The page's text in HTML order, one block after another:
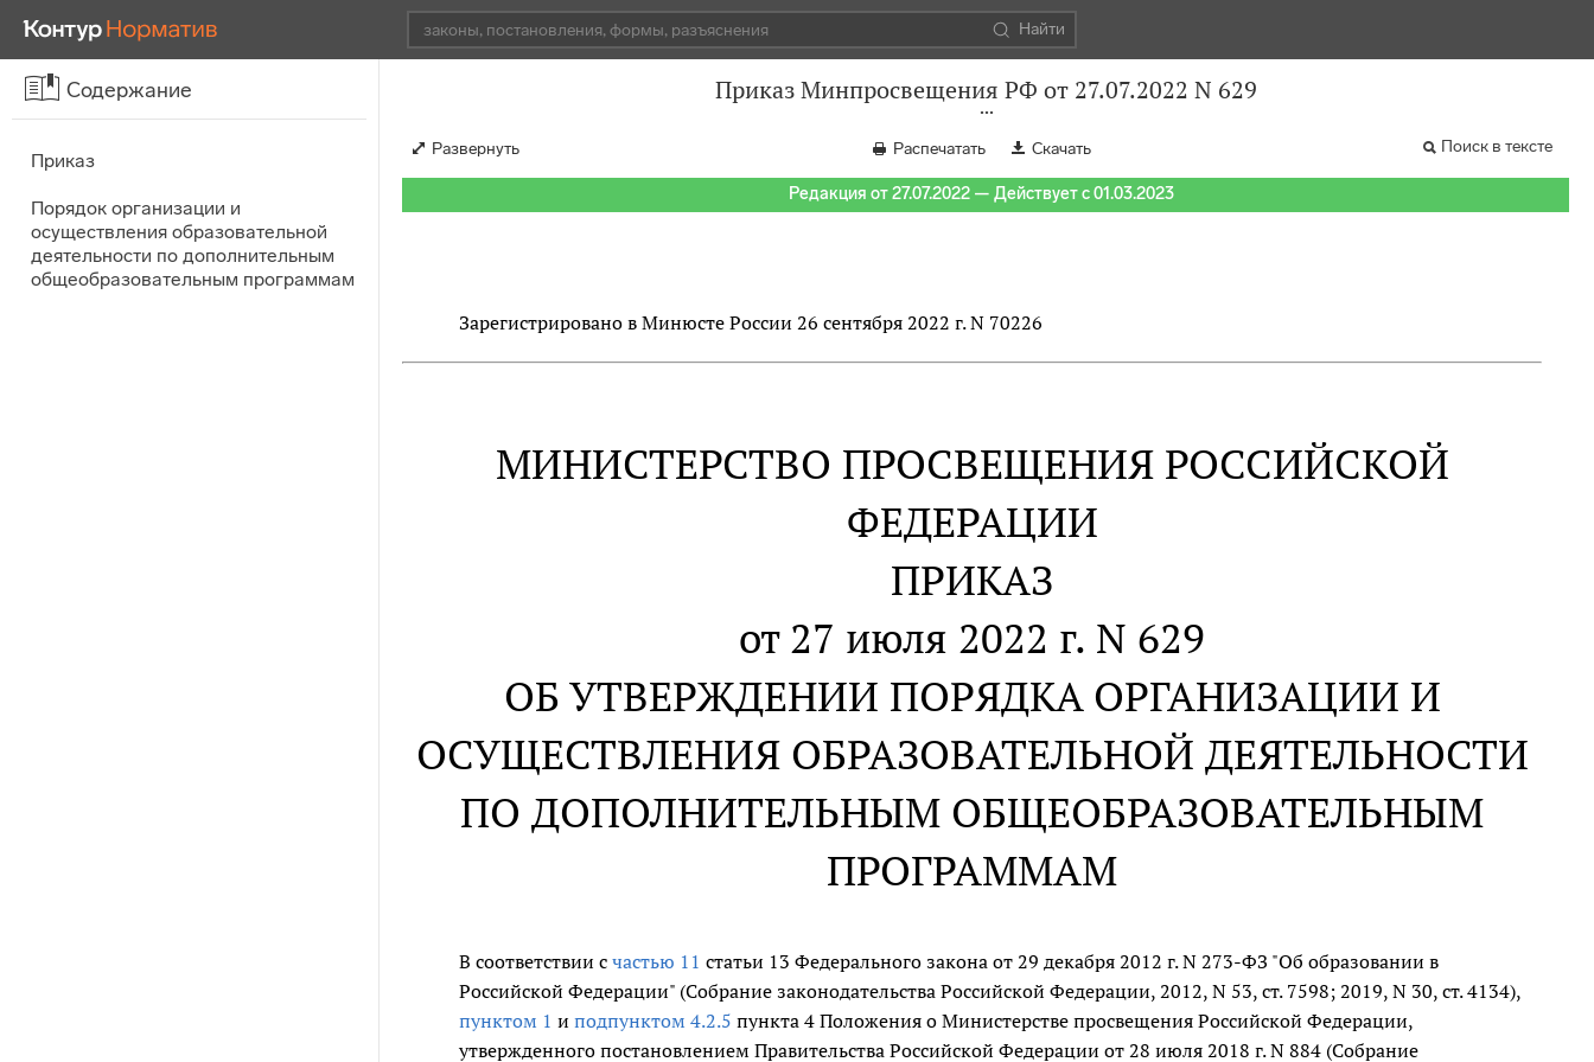
Найти
Содержание
Приказ
Порядок организации и
осуществления образовательной
деятельности по дополнительным
общеобразовательным программам
Приказ Минпросвещения РФ от 27.07.2022 N 629
Развернуть Распечатать Скачать Поиск в тексте
Редакция от 27.07.2022 — Действует с 01.03.2023
Зарегистрировано в Минюсте России 26 сентября 2022 г. N 70226
МИНИСТЕРСТВО ПРОСВЕЩЕНИЯ РОССИЙСКОЙ
ФЕДЕРАЦИИ
ПРИКАЗ
от 27 июля 2022 г. N 629
ОБ УТВЕРЖДЕНИИ ПОРЯДКА ОРГАНИЗАЦИИ И
ОСУЩЕСТВЛЕНИЯ ОБРАЗОВАТЕЛЬНОЙ ДЕЯТЕЛЬНОСТИ
ПО ДОПОЛНИТЕЛЬНЫМ ОБЩЕОБРАЗОВАТЕЛЬНЫМ
ПРОГРАММАМ
В соответствии счастью 11 статьи 13 Федерального закона от 29 декабря 2012 г. N 273-ФЗ "Об образовании в
Российской Федерации" (Собрание законодательства Российской Федерации, 2012, N 53, ст. 7598; 2019, N 30, ст. 4134),
пунктом 1 иподпунктом 4.2.5 пункта 4 Положения о Министерстве просвещения Российской Федерации,
утвержденного постановлением Правительства Российской Федерации от 28 июля 2018 г. N 884 (Собрание